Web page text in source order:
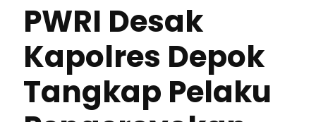
PWRI Desak
Kapolres Depok
Tangkap Pelaku